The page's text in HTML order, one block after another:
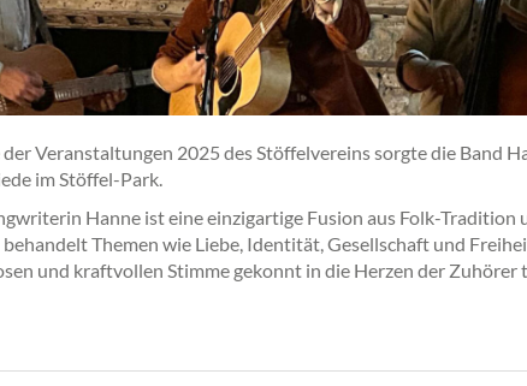
Veranstaltungen 2025 des Stöffelvereins sorgte die Band
im Stöffel-Park.
Hanne ist eine einzigartige Fusion aus Folk-Tradition
Themen wie Liebe, Identität, Gesellschaft und
und kraftvollen Stimme gekonnt in die Herzen der